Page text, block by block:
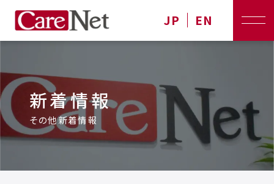
JP EN
新着情報
その他新着情報